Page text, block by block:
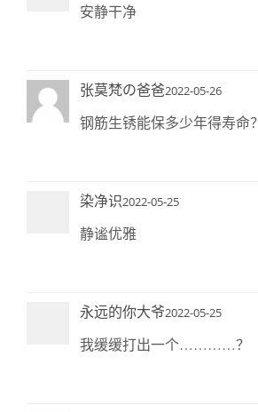
安静干净
张莫梵の爸爸2022-05-26
钢筋生锈能保多少年得寿命？
染净识2022-05-25
静谧优雅
永远的你大爷2022-05-25
我缓缓打出一个…………？